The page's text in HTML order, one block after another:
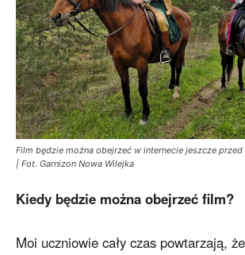
Film będzie można obejrzeć w internecie jeszcze przed
| Fot. Garnizon Nowa Wilejka
Kiedy będzie można obejrzeć film?
Moi uczniowie cały czas powtarzają,